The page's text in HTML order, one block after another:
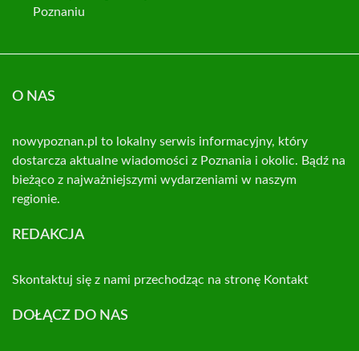
Poznaniu
O NAS
nowypoznan.pl to lokalny serwis informacyjny, który
dostarcza aktualne wiadomości z Poznania i okolic. Bądź na
bieżąco z najważniejszymi wydarzeniami w naszym
regionie.
REDAKCJA
Skontaktuj się z nami przechodząc na stronę Kontakt
DOŁĄCZ DO NAS